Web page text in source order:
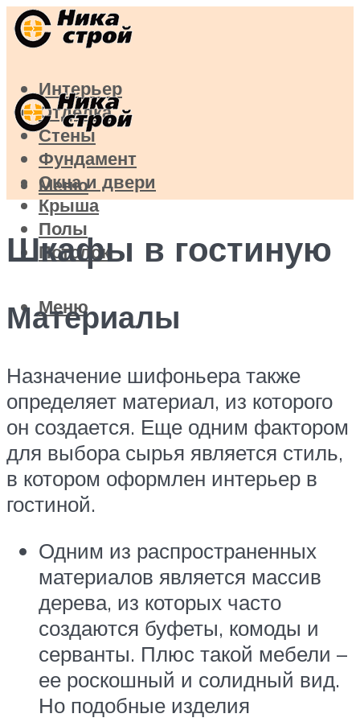
Интерьер
Отделка
Стены
Фундамент
Окна и двери
Крыша
Полы
Потолок
Меню
Меню
Шкафы в гостиную
Материалы
Назначение шифоньера также
определяет материал, из которого
он создается. Еще одним фактором
для выбора сырья является стиль,
в котором оформлен интерьер в
гостиной.
Одним из распространенных
материалов является массив
дерева, из которых часто
создаются буфеты, комоды и
серванты. Плюс такой мебели –
ее роскошный и солидный вид.
Но подобные изделия